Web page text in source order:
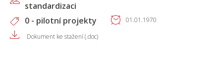
standardizaci
0 - pilotní projekty 01.01.1970
Dokument ke stažení (.doc)